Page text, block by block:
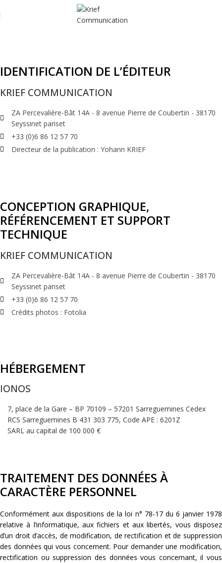
IDENTIFICATION DE L’ÉDITEUR
KRIEF COMMUNICATION
ZA Percevalière-Bât 14A - 8 avenue Pierre de Coubertin - 38170
Seyssinet pariset
+33 (0)6 86 12 57 70
Directeur de la publication : Yohann KRIEF
CONCEPTION GRAPHIQUE,
RÉFÉRENCEMENT ET SUPPORT
TECHNIQUE
KRIEF COMMUNICATION
ZA Percevalière-Bât 14A - 8 avenue Pierre de Coubertin - 38170
Seyssinet pariset
+33 (0)6 86 12 57 70
Crédits photos : Fotolia
HÉBERGEMENT
IONOS
7, place de la Gare – BP 70109 – 57201 Sarreguemines Cedex
RCS Sarreguemines B 431 303 775, Code APE : 6201Z
SARL au capital de 100 000 €
TRAITEMENT DES DONNÉES À
CARACTÈRE PERSONNEL
Conformément aux dispositions de la loi n° 78-17 du 6 janvier 1978
relative à l’informatique, aux fichiers et aux libertés, vous disposez
d’un droit d’accès, de modification, de rectification et de suppression
des données qui vous concernent. Pour demander une modification,
rectification ou suppression des données vous concernant, il vous